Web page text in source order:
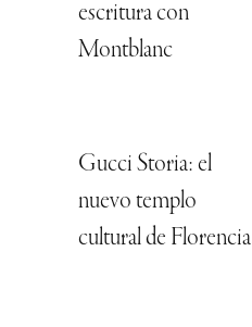
escritura con
Montblanc
Gucci Storia: el
nuevo templo
cultural de Florencia